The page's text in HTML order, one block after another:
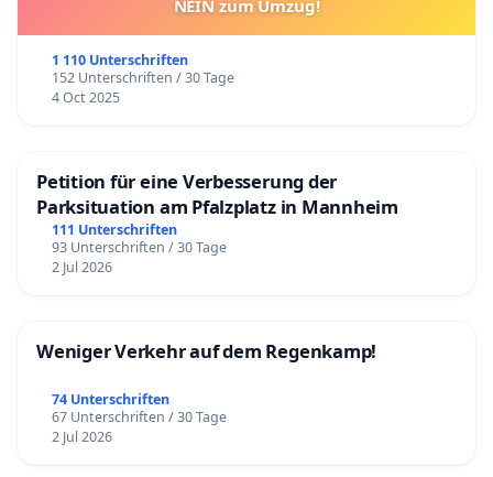
NEIN zum Umzug!
1 110 Unterschriften
152 Unterschriften / 30 Tage
4 Oct 2025
Petition für eine Verbesserung der
Parksituation am Pfalzplatz in Mannheim
111 Unterschriften
93 Unterschriften / 30 Tage
2 Jul 2026
Weniger Verkehr auf dem Regenkamp!
74 Unterschriften
67 Unterschriften / 30 Tage
2 Jul 2026